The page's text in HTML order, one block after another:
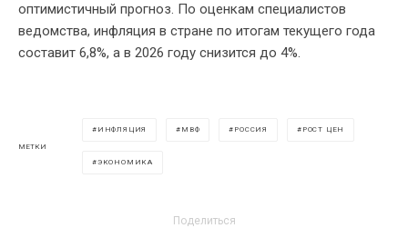
оптимистичный прогноз. По оценкам специалистов
ведомства, инфляция в стране по итогам текущего года
составит 6,8%, а в 2026 году снизится до 4%.
МЕТКИ
ИНФЛЯЦИЯ МВФ РОССИЯ РОСТ ЦЕН
ЭКОНОМИКА
Поделиться